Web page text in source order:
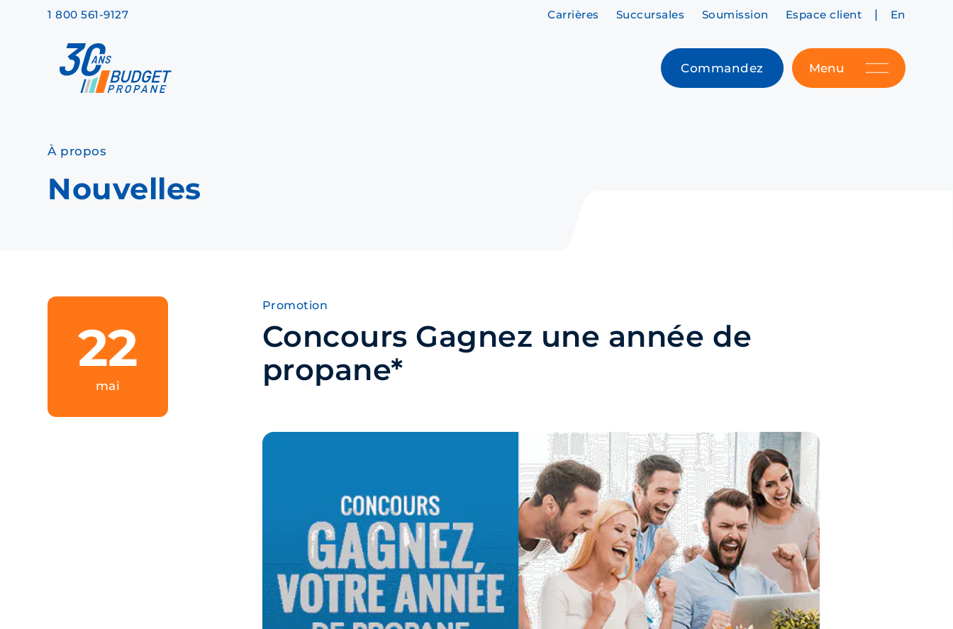
Skip to main content
1 800 561-9127 Carrières Succursales Soumission Espace client | En
Commandez Menu
À propos
Nouvelles
22
mai
Promotion
Concours Gagnez une année de
propane*